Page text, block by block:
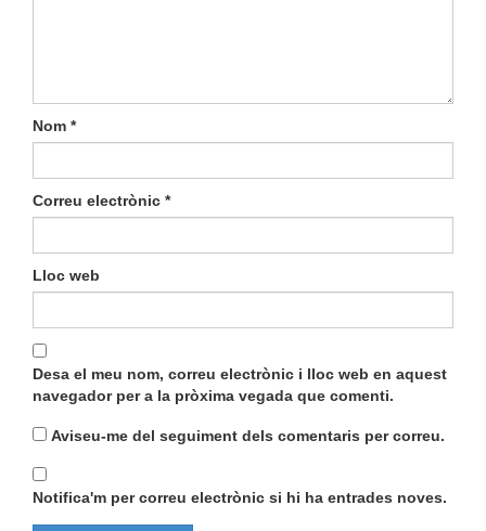
Nom *
Correu electrònic *
Lloc web
Desa el meu nom, correu electrònic i lloc web en aquest
navegador per a la pròxima vegada que comenti.
Aviseu-me del seguiment dels comentaris per correu.
Notifica'm per correu electrònic si hi ha entrades noves.